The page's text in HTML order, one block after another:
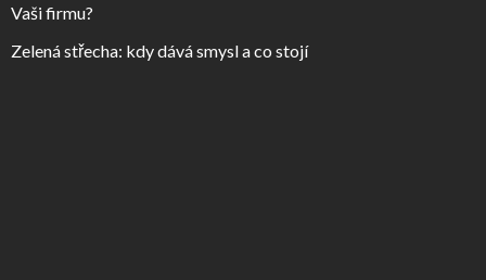
Vaši firmu?
Zelená střecha: kdy dává smysl a co stojí